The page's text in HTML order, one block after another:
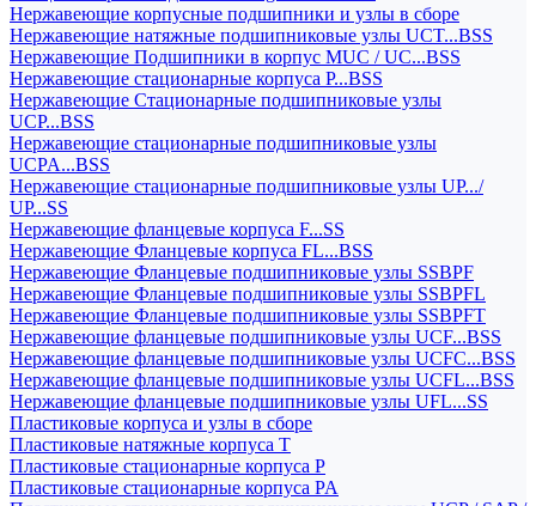
Нержавеющие корпусные подшипники и узлы в сборе
Нержавеющие натяжные подшипниковые узлы UCT...BSS
Нержавеющие Подшипники в корпус MUC / UC...BSS
Нержавеющие стационарные корпуса P...BSS
Нержавеющие Стационарные подшипниковые узлы
UCP...BSS
Нержавеющие стационарные подшипниковые узлы
UCPA...BSS
Нержавеющие стационарные подшипниковые узлы UP.../
UP...SS
Нержавеющие фланцевые корпуса F...SS
Нержавеющие Фланцевые корпуса FL...BSS
Нержавеющие Фланцевые подшипниковые узлы SSBPF
Нержавеющие Фланцевые подшипниковые узлы SSBPFL
Нержавеющие Фланцевые подшипниковые узлы SSBPFT
Нержавеющие фланцевые подшипниковые узлы UCF...BSS
Нержавеющие фланцевые подшипниковые узлы UCFC...BSS
Нержавеющие фланцевые подшипниковые узлы UCFL...BSS
Нержавеющие фланцевые подшипниковые узлы UFL...SS
Пластиковые корпуса и узлы в сборе
Пластиковые натяжные корпуса T
Пластиковые стационарные корпуса P
Пластиковые стационарные корпуса PA